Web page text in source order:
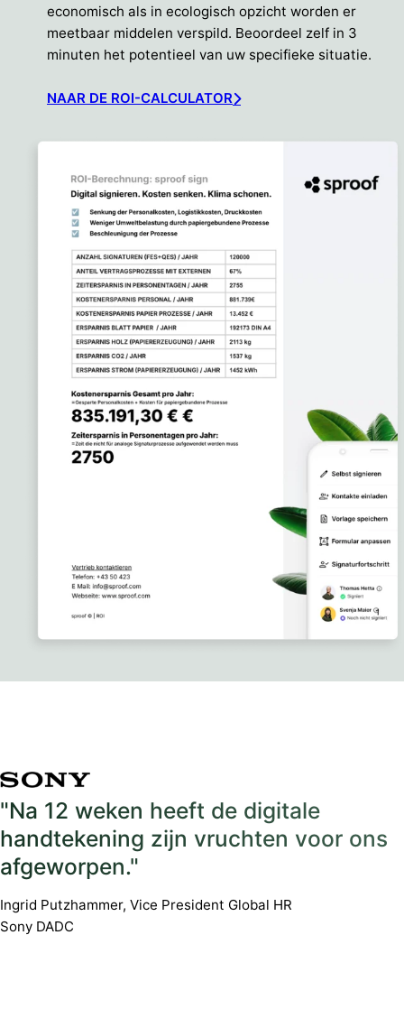
economisch als in ecologisch opzicht worden er
meetbaar middelen verspild. Beoordeel zelf in 3
minuten het potentieel van uw specifieke situatie.
NAAR DE ROI-CALCULATOR
"Na 12 weken heeft de digitale
handtekening zijn vruchten voor ons
afgeworpen."
Ingrid Putzhammer, Vice President Global HR
Sony DADC